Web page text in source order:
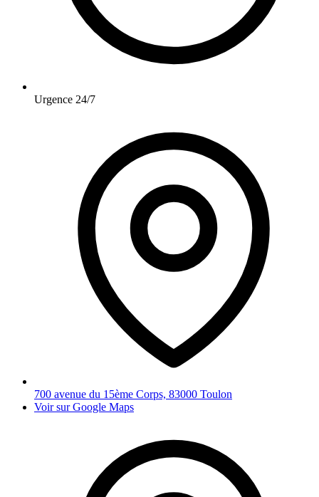
Urgence 24/7
700 avenue du 15ème Corps, 83000 Toulon
Voir sur Google Maps